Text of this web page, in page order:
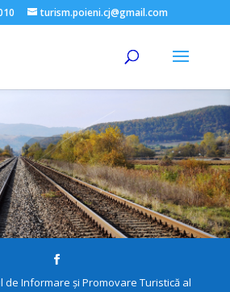
turism.poieni.cj@gmail.com
de Informare și Promovare Turistică al